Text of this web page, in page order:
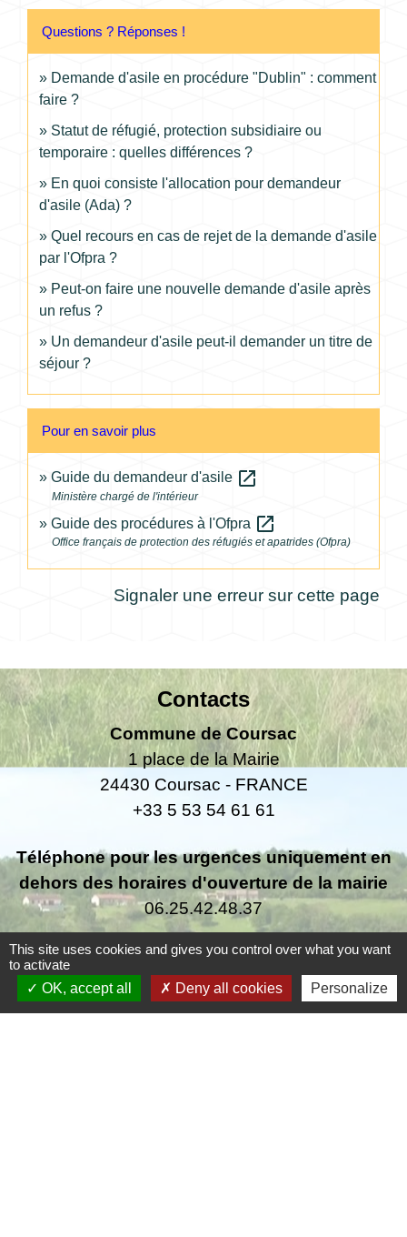
Questions ? Réponses !
Demande d'asile en procédure "Dublin" : comment
faire ?
Statut de réfugié, protection subsidiaire ou
temporaire : quelles différences ?
En quoi consiste l'allocation pour demandeur
d'asile (Ada) ?
Quel recours en cas de rejet de la demande d'asile
par l'Ofpra ?
Peut-on faire une nouvelle demande d'asile après
un refus ?
Un demandeur d'asile peut-il demander un titre de
séjour ?
Pour en savoir plus
Guide du demandeur d'asile open_in_new
Ministère chargé de l'intérieur
Guide des procédures à l'Ofpra open_in_new
Office français de protection des réfugiés et apatrides (Ofpra)
Signaler une erreur sur cette page
Contacts
Commune de Coursac
1 place de la Mairie
24430 Coursac - FRANCE
+33 5 53 54 61 61
Téléphone pour les urgences uniquement en
dehors des horaires d'ouverture de la mairie
06.25.42.48.37
This site uses cookies and gives you control over what you want
to activate
OK, accept all
Deny all cookies Personalize